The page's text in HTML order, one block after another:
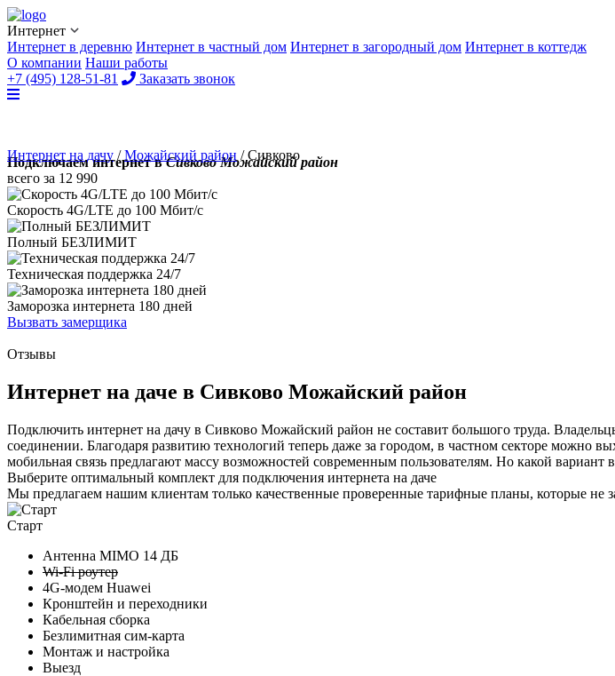
Интернет
Интернет в деревню Интернет в частный дом Интернет в загородный дом Интернет в коттедж
О компании Наши работы
+7 (495) 128-51-81
Заказать звонок
Интернет на дачу / Можайский район / Сивково
Подключаем интернет вСивково Можайский район
всего за 12 990
Скорость 4G/LTE до 100 Мбит/с
Полный БЕЗЛИМИТ
Техническая поддержка 24/7
Заморозка интернета 180 дней
Вызвать замерщика
Отзывы
Интернет на даче в Сивково Можайский район
Подключить интернет на дачу в Сивково Можайский район не составит большого труда.
соединении. Благодаря развитию технологий теперь даже за городом, в частном секторе можно
мобильная связь предлагают массу возможностей современным пользователям. Но какой вариант
Выберите оптимальный комплект для подключения интернета на даче
Мы предлагаем нашим клиентам только качественные проверенные тарифные планы, которые не
Старт
Антенна MIMO 14 ДБ
Wi-Fi роутер
4G-модем Huawei
Кронштейн и переходники
Кабельная сборка
Безлимитная сим-карта
Монтаж и настройка
Выезд